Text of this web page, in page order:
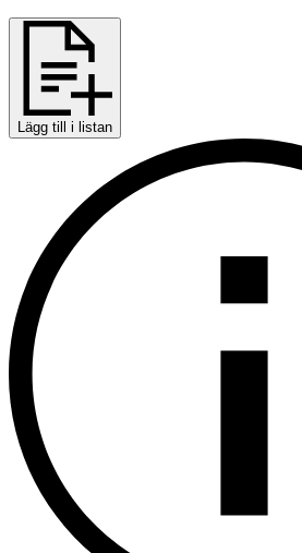
Lägg till i listan